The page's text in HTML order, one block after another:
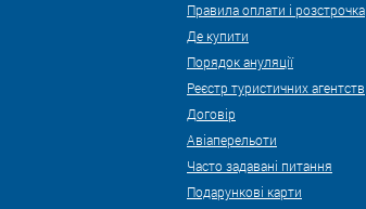
Правила оплати і розстрочка
Де купити
Порядок ануляції
Реєстр туристичних агентств
Договір
Авіаперельоти
Часто задавані питання
Подарункові карти